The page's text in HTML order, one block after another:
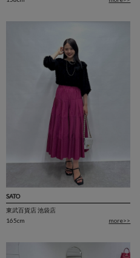
SATO
東武百貨店 池袋店
165cm
more>>